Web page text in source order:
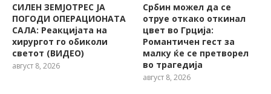
СИЛЕН ЗЕМЈОТРЕС ЈА
ПОГОДИ ОПЕРАЦИОНАТА
САЛА: Реакцијата на
хирургот го обиколи
светот (ВИДЕО)
август 8, 2026
Србин можел да се
отруе откако откинал
цвет во Грција:
Романтичен гест за
малку ќе се претворел
во трагедија
август 8, 2026